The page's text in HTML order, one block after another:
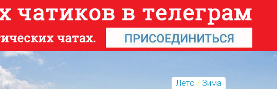
Лето / Зима